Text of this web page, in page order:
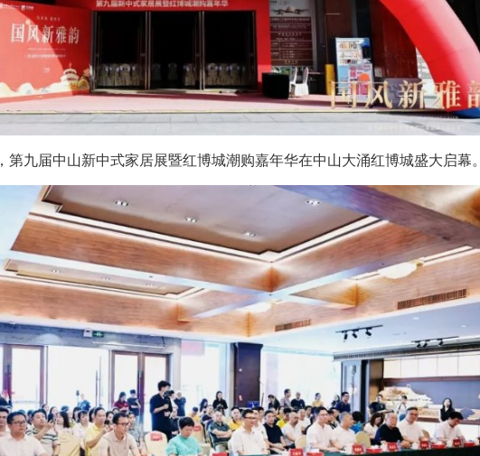
，第九届中山新中式家居展暨红博城潮购嘉年华在中山大涌红博城盛大启幕。